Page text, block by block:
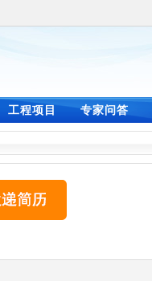
工程项目 专家问答